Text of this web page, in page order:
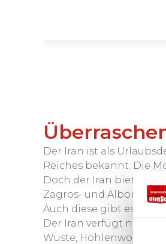
Der Iran ist als
Reiches bekannt. Die
Doch der Iran bietet
Zagros- und Alborz-
Auch diese gibt es im
Der Iran verfügt nicht
Wüste,